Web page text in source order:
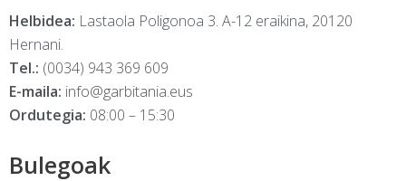
Helbidea: Lastaola Poligonoa 3. A-12 eraikina, 20120
Hernani.
Tel.: (0034) 943 369 609
E-maila: info@garbitania.eus
Ordutegia: 08:00 – 15:30
Bulegoak